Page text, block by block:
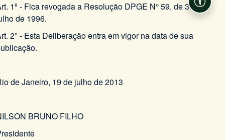
1º - Fica revogada a Resolução DPGE N° 59, de 30 de
de 1996.
2º - Esta Deliberação entra em vigor na data de sua
de Janeiro, 19 de julho de 2013
BRUNO FILHO